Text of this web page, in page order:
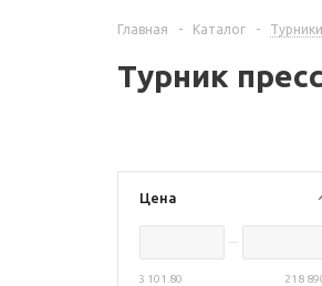
Главная - Каталог -
Турник
Цена
3 101.80 218